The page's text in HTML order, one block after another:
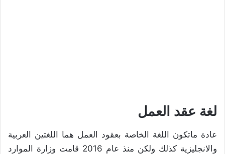
لغة عقد العمل
عادة ماتكون اللغة الخاصة بعقود العمل هما اللغتين العربية
والانجليزية كذلك ولكن منذ عام 2016 قامت وزارة الموارد